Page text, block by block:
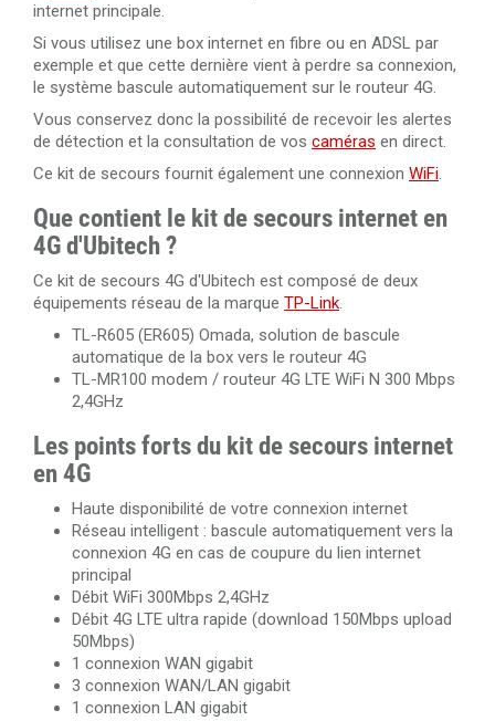
internet principale.
Si vous utilisez une box internet en fibre ou en ADSL par
exemple et que cette dernière vient à perdre sa connexion,
le système bascule automatiquement sur le routeur 4G.
Vous conservez donc la possibilité de recevoir les alertes
de détection et la consultation de vos caméras en direct.
Ce kit de secours fournit également une connexion WiFi.
Que contient le kit de secours internet en
4G d'Ubitech ?
Ce kit de secours 4G d'Ubitech est composé de deux
équipements réseau de la marque TP-Link.
TL-R605 (ER605) Omada, solution de bascule
automatique de la box vers le routeur 4G
TL-MR100 modem / routeur 4G LTE WiFi N 300 Mbps
2,4GHz
Les points forts du kit de secours internet
en 4G
Haute disponibilité de votre connexion internet
Réseau intelligent : bascule automatiquement vers la
connexion 4G en cas de coupure du lien internet
principal
Débit WiFi 300Mbps 2,4GHz
Débit 4G LTE ultra rapide (download 150Mbps upload
50Mbps)
1 connexion WAN gigabit
3 connexion WAN/LAN gigabit
1 connexion LAN gigabit